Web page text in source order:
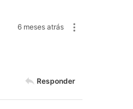
6 meses atrás
Responder